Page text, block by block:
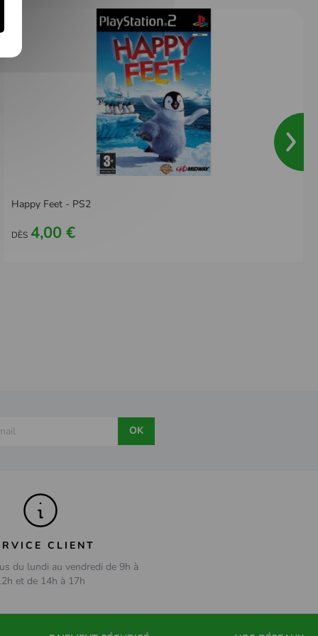
Happy Feet - PS2
DÈS 4,00 €
OK
CLIENT
du lundi au vendredi de 9h à
et de 14h à 17h